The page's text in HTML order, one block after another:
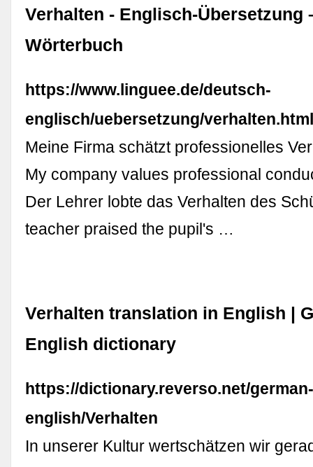
Verhalten - Englisch-Übersetzung
Wörterbuch
https://www.linguee.de/deutsch-
englisch/uebersetzung/
Meine Firma schätzt professionelles
My company values professional
Der Lehrer lobte das Verhalten des
teacher praised the pupil's …
Verhalten translation in English |
English dictionary
https://dictionary.reverso.net/
english/Verhalten
In unserer Kultur wertschätzen wir